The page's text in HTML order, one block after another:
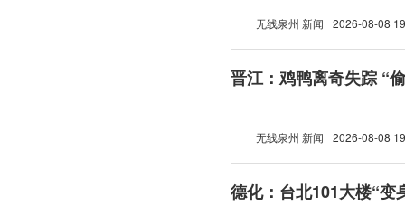
无线泉州 新闻 2026-08-08
晋江：鸡鸭离奇失踪 “
无线泉州 新闻 2026-08-08
德化：台北101大楼“变